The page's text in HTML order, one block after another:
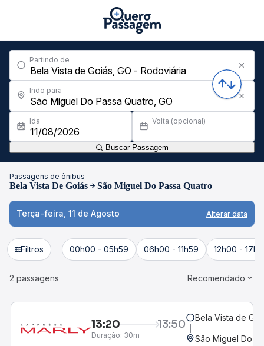
Partindo de
Indo para
Ida Volta (opcional)
Buscar Passagem
Passagens de ônibus
Bela Vista De Goiás São Miguel Do Passa Quatro
Terça-feira, 11 de Agosto Alterar data
Filtros 00h00 - 05h59 06h00 - 11h59 12h00 -
2 passagens Recomendado
13:20 13:50
Duração: 30m
Bela Vista de
São Miguel Do